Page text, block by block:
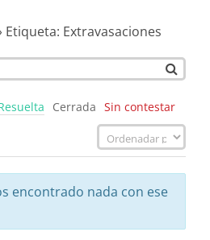
Etiqueta: Extravasaciones
Cerrada Sin contestar
encontrado nada con ese